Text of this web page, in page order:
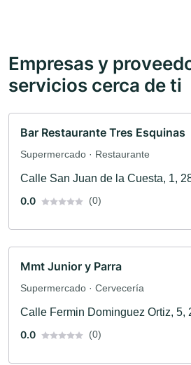
Empresas y
servicios cerca de ti
Bar Restaurante Tres Esquinas
Supermercado · Restaurante
Calle San Juan de la Cuesta, 1,
0.0
(0)
Mmt Junior y Parra
Supermercado · Cervecería
Calle Fermin Dominguez Ortiz, 5,
0.0
(0)